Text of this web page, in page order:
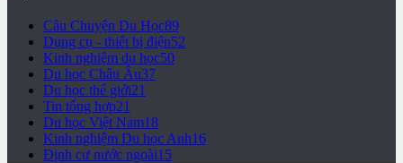
Câu Chuyện Du Học89
Dụng cụ - thiết bị điện52
Kinh nghiệm du học50
Du học Châu Âu37
Du học thế giới21
Tin tổng hợp21
Du học Việt Nam18
Kinh nghiệm Du học Anh16
Định cư nước ngoài15